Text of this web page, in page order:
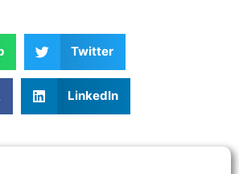
Twitter
LinkedIn